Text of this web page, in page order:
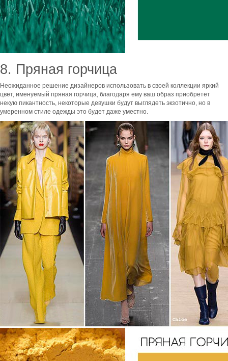
8. Пряная горчица
Неожиданное решение дизайнеров использовать в своей коллекции яркий
цвет, именуемый пряная горчица, благодаря ему ваш образ приобретет
некую пикантность, некоторые девушки будут выглядеть экзотично, но в
умеренном стиле одежды это будет даже уместно.